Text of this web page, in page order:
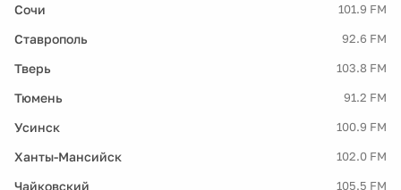
Сочи 101.9 FM
Ставрополь 92.6 FM
Тверь 103.8 FM
Тюмень 91.2 FM
Усинск 100.9 FM
Ханты-Мансийск 102.0 FM
Чайковский 105.5 FM